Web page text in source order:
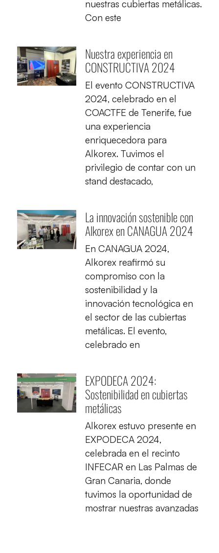
nuestras cubiertas metálicas.
Con este
Nuestra experiencia en
CONSTRUCTIVA 2024
El evento CONSTRUCTIVA
2024, celebrado en el
COACTFE de Tenerife, fue
una experiencia
enriquecedora para
Alkorex. Tuvimos el
privilegio de contar con un
stand destacado,
La innovación sostenible con
Alkorex en CANAGUA 2024
En CANAGUA 2024,
Alkorex reafirmó su
compromiso con la
sostenibilidad y la
innovación tecnológica en
el sector de las cubiertas
metálicas. El evento,
celebrado en
EXPODECA 2024:
Sostenibilidad en cubiertas
metálicas
Alkorex estuvo presente en
EXPODECA 2024,
celebrada en el recinto
INFECAR en Las Palmas de
Gran Canaria, donde
tuvimos la oportunidad de
mostrar nuestras avanzadas